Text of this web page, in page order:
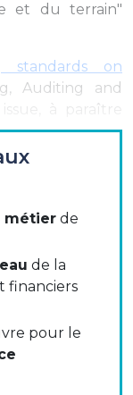
et du terrain"
standards on
Auditing and
à paraître
de change : le
non
-21, 4,
de
marché
AFTE qui ont
métier de
de la
financiers
pour le